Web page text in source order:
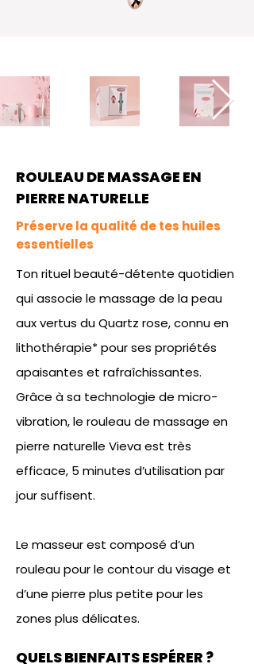
ROULEAU DE MASSAGE EN
PIERRE NATURELLE
Préserve la qualité de tes huiles
essentielles
Ton rituel beauté-détente quotidien
qui associe le massage de la peau
aux vertus du Quartz rose, connu en
lithothérapie* pour ses propriétés
apaisantes et rafraîchissantes.
Grâce à sa technologie de micro-
vibration, le rouleau de massage en
pierre naturelle Vieva est très
efficace, 5 minutes d’utilisation par
jour suffisent.
Le masseur est composé d’un
rouleau pour le contour du visage et
d’une pierre plus petite pour les
zones plus délicates.
QUELS BIENFAITS ESPÉRER ?